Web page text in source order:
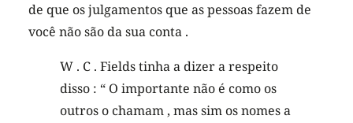
de que os julgamentos que as pessoas fazem de
você não são da sua conta .
W . C . Fields tinha a dizer a respeito
disso : “ O importante não é como os
outros o chamam , mas sim os nomes a